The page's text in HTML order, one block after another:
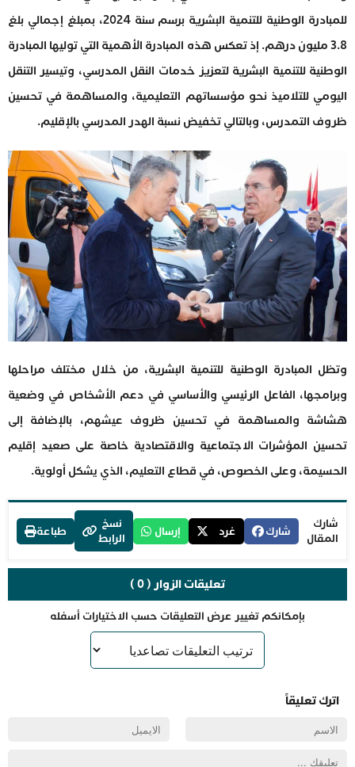
للمبادرة الوطنية للتنمية البشرية برسم سنة 2024، بمبلغ إجمالي بلغ
3.8 مليون درهم. إذ تعكس هذه المبادرة الأهمية التي توليها المبادرة
الوطنية للتنمية البشرية لتعزيز خدمات النقل المدرسي، وتيسير التنقل
اليومي للتلاميذ نحو مؤسساتهم التعليمية، والمساهمة في تحسين
ظروف التمدرس، وبالتالي تخفيض نسبة الهدر المدرسي بالإقليم.
وتظل المبادرة الوطنية للتنمية البشرية، من خلال مختلف مراحلها
وبرامجها، الفاعل الرئيسي والأساسي في دعم الأشخاص في وضعية
هشاشة والمساهمة في تحسين ظروف عيشهم، بالإضافة إلى
تحسين المؤشرات الاجتماعية والاقتصادية خاصة على صعيد إقليم
الحسيمة، وعلى الخصوص، في قطاع التعليم، الذي يشكل أولوية.
شارك
المقال
شارك غرد إرسال
نسخ
الرابط
طباعة
تعليقات الزوار ( 0 )
بإمكانكم تغيير عرض التعليقات حسب الاختيارات أسفله
اترك تعليقاً